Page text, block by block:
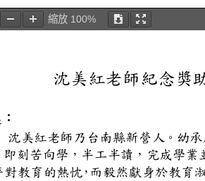
縮放 100%